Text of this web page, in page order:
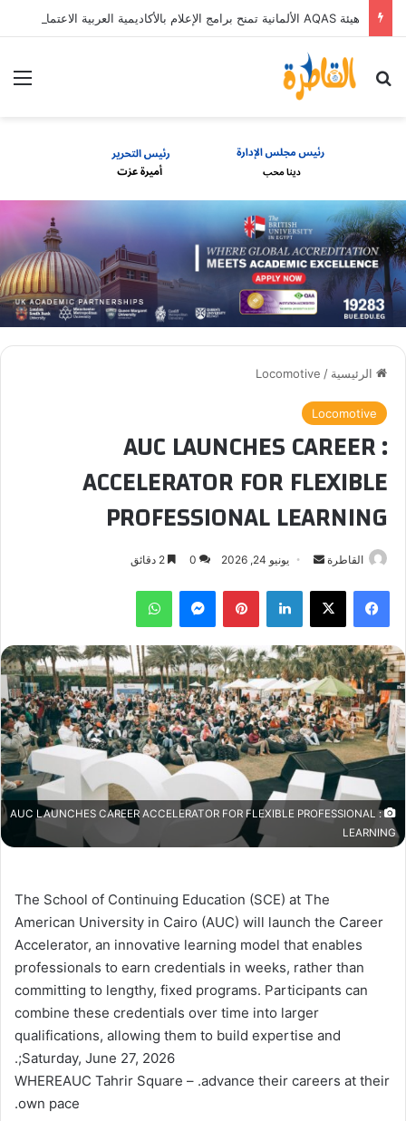
بحث عن
الرئيسية /
Locomotive
Locomotive
: AUC LAUNCHES CAREER
ACCELERATOR FOR FLEXIBLE
PROFESSIONAL LEARNING
القاطرة
أرسل
إلكترونيا
يونيو 24, 2026 0
فيسبوك ‫X لينكدإن بينتيريستماسنجر واتساب
: AUC LAUNCHES CAREER ACCELERATOR FOR FLEXIBLE PROFESSIONAL
LEARNING
The School of Continuing Education (SCE) at The
American University in Cairo (AUC) will launch the Career
Accelerator, an innovative learning model that enables
professionals to earn credentials in weeks, rather than
committing to lengthy, fixed programs. Participants can
combine these credentials over time into larger
qualifications, allowing them to build expertise and
Saturday, June 27, 2026;.
WHEREAUC Tahrir Square – .advance their careers at their
own pace.